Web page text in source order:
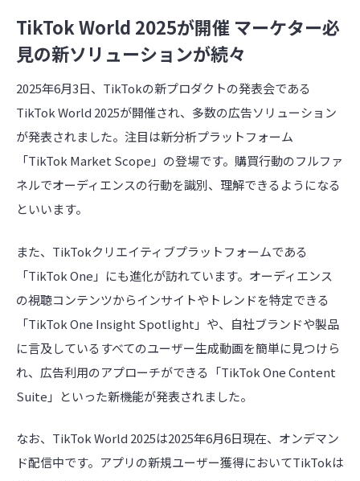
TikTok World 2025が開催 マーケター必
見の新ソリューションが続々
2025年6月3日、TikTokの新プロダクトの発表会である
TikTok World 2025が開催され、多数の広告ソリューション
が発表されました。注目は新分析プラットフォーム
「TikTok Market Scope」の登場です。購買行動のフルファ
ネルでオーディエンスの行動を識別、理解できるようになる
といいます。
また、TikTokクリエイティブプラットフォームである
「TikTok One」にも進化が訪れています。オーディエンス
の視聴コンテンツからインサイトやトレンドを特定できる
「TikTok One Insight Spotlight」や、自社ブランドや製品
に言及しているすべてのユーザー生成動画を簡単に見つけら
れ、広告利用のアプローチができる「TikTok One Content
Suite」といった新機能が発表されました。
なお、TikTok World 2025は2025年6月6日現在、オンデマン
ド配信中です。アプリの新規ユーザー獲得においてTikTokは